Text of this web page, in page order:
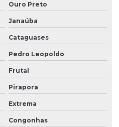
Ouro Preto
Janaúba
Cataguases
Pedro Leopoldo
Frutal
Pirapora
Extrema
Congonhas